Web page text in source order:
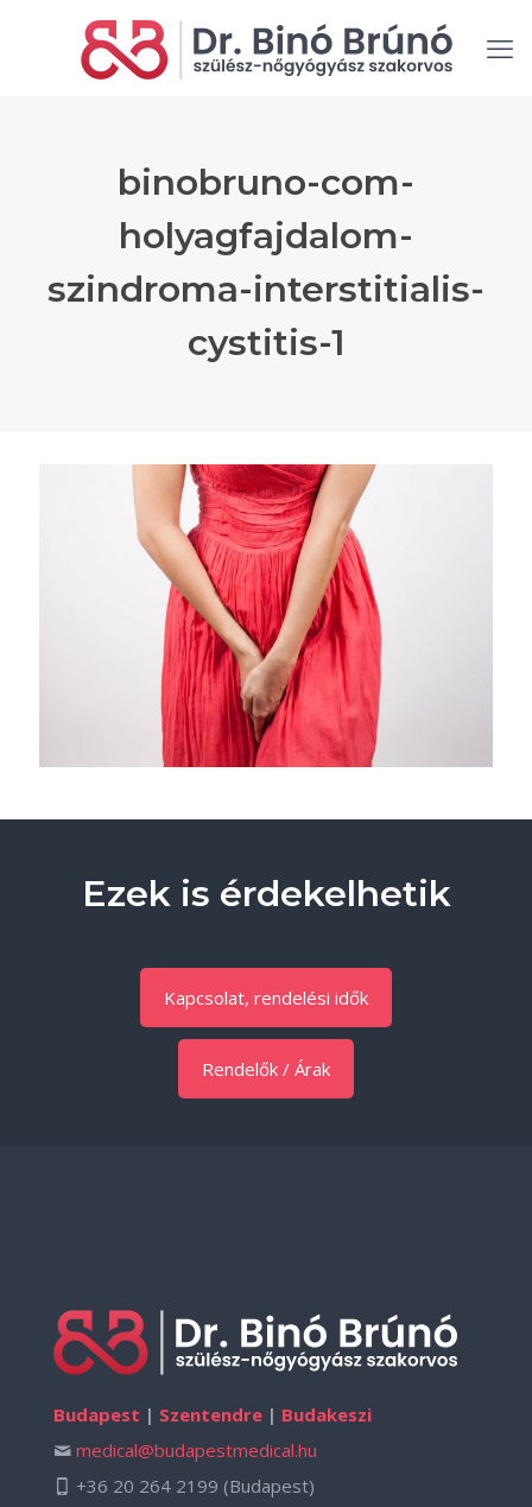
binobruno-com-
holyagfajdalom-
szindroma-interstitialis-
cystitis-1
Ezek is érdekelhetik
Kapcsolat, rendelési idők
Rendelők / Árak
Budapest | Szentendre | Budakeszi
medical@budapestmedical.hu
+36 20 264 2199 (Budapest)